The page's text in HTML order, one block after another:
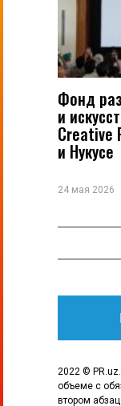
Фонд
и
Creative
и Нукусе
24 мая 2026
2022 ©
объеме с
втором